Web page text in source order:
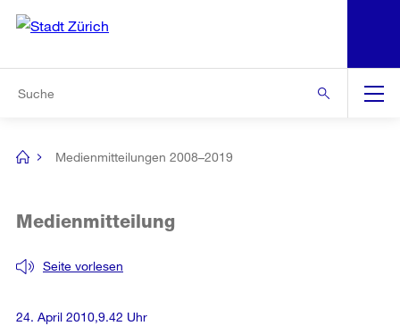
Navigation
[no
Medienmitteilungen 2008–2019
Seite vorlesen
Medienmitteilung
24. April 2010,9.42 Uhr